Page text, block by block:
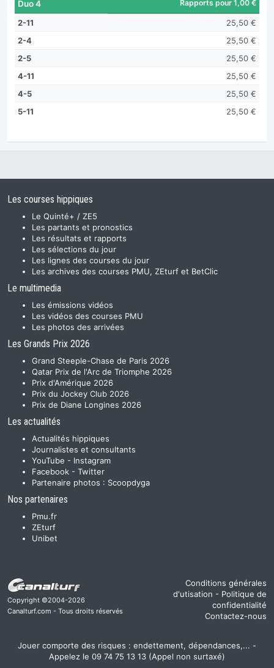
Duo 4 Rapports pour 1,00 €
2-11
25,50 €
2-4
25,50 €
2-5
25,50 €
4-11
25,50 €
4-5
25,50 €
5-11
25,50 €
Les courses hippiques
Le Quinté+ / ZE5
Les partants et pronostics
Les résultats et rapports
Les sélections du jour
Les lignes des courses du jour
Les archives des courses PMU, ZEturf et BetClic
Le multimedia
Les émissions vidéos
Les vidéos des courses PMU
Les photos des arrivées
Les Grands Prix 2026
Grand Steeple-Chase de Paris 2026
Qatar Prix de l'Arc de Triomphe 2026
Prix d'Amérique 2026
Prix du Jockey Club 2026
Prix de Diane Longines 2026
Les actualités
Actualités hippiques
Journalistes et consultants
YouTube - Instagram
Facebook - Twitter
Partenaire photos : Scoopdyga
Nos partenaires
Pmu.fr
ZEturf
Unibet
Copyright ©2004-2026
Canalturf.com - Tous droits réservés
Conditions générales
d'utisation - Politique de
confidentialité
Contactez-nous
Jouer comporte des risques : endettement, dépendances,... -
Appelez le 09 74 75 13 13 (Appel non surtaxé)